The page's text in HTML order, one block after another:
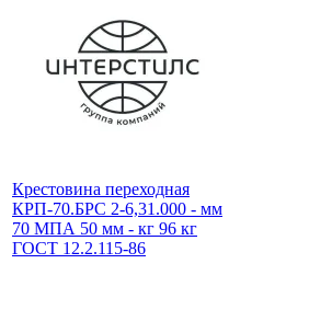
Крестовина переходная
КРП-70.БРС 2-6,31.000 - мм
70 МПА 50 мм - кг 96 кг
ГОСТ 12.2.115-86